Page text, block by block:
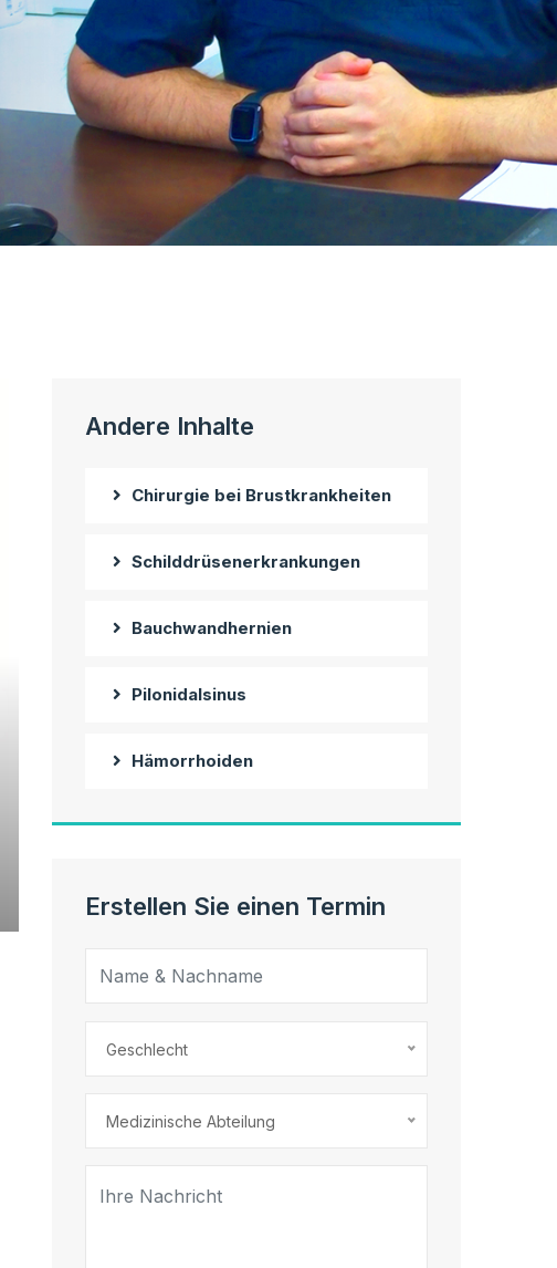
Andere Inhalte
Chirurgie bei Brustkrankheiten
Schilddrüsenerkrankungen
Bauchwandhernien
Pilonidalsinus
Hämorrhoiden
Erstellen Sie einen Termin
Geschlecht
Medizinische Abteilung